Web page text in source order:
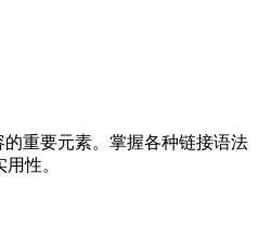
重要元素。掌握各种链接语法
性。